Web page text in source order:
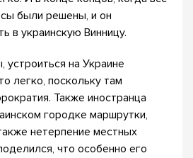
были решены, и он
в украинскую Винницу.
на Украине
легко, поскольку там
Также иностранца
городке маршрутки,
нетерпение местных
что особенно его